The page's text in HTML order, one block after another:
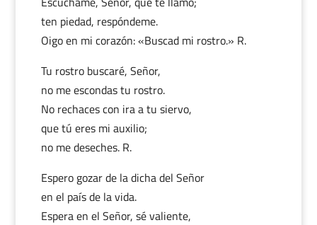
ten piedad, respóndeme.
Oigo en mi corazón: «Buscad mi rostro.» R.
Tu rostro buscaré, Señor,
no me escondas tu rostro.
No rechaces con ira a tu siervo,
que tú eres mi auxilio;
no me deseches. R.
Espero gozar de la dicha del Señor
en el país de la vida.
Espera en el Señor, sé valiente,